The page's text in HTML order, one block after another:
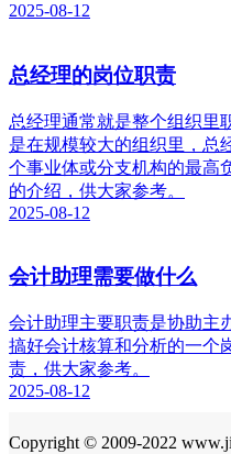
2025-08-12
总经理的岗位职责
总经理通常就是整个组织里
是在规模较大的组织里，总
个事业体或分支机构的最高
的介绍，供大家参考。
2025-08-12
会计助理需要做什么
会计助理主要职责是协助主
搞好会计核算和分析的一个
责，供大家参考。
2025-08-12
Copyright © 2009-2022